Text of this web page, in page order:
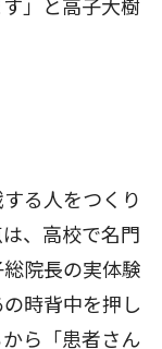
」と高子大樹
る人をつくり
、高校で名門
院長の実体験
時背中を押し
ら「患者さん